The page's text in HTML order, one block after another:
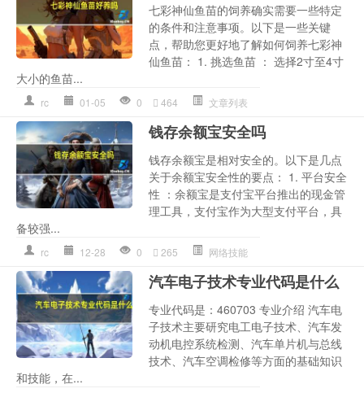
七彩神仙鱼苗的饲养确实需要一些特定
的条件和注意事项。以下是一些关键
点，帮助您更好地了解如何饲养七彩神
仙鱼苗： 1. 挑选鱼苗 ： 选择2寸至4寸
大小的鱼苗...
rc 01-05 0 464 文章列表
钱存余额宝安全吗
钱存余额宝是相对安全的。以下是几点
关于余额宝安全性的要点： 1. 平台安全
性 ：余额宝是支付宝平台推出的现金管
理工具，支付宝作为大型支付平台，具
备较强...
rc 12-28 0 265 网络技能
汽车电子技术专业代码是什么
专业代码是：460703 专业介绍 汽车电
子技术主要研究电工电子技术、汽车发
动机电控系统检测、汽车单片机与总线
技术、汽车空调检修等方面的基础知识
和技能，在...